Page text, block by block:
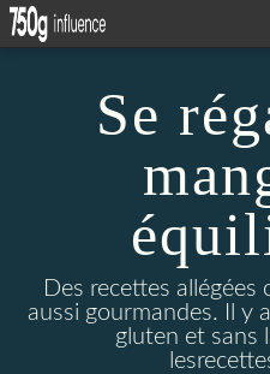
Se
Des recettes
aussi gourmandes. Il y
gluten et sans